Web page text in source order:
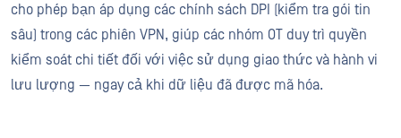
cho phép bạn áp dụng các chính sách DPI (kiểm tra gói tin
sâu) trong các phiên VPN, giúp các nhóm OT duy trì quyền
kiểm soát chi tiết đối với việc sử dụng giao thức và hành vi
lưu lượng — ngay cả khi dữ liệu đã được mã hóa.